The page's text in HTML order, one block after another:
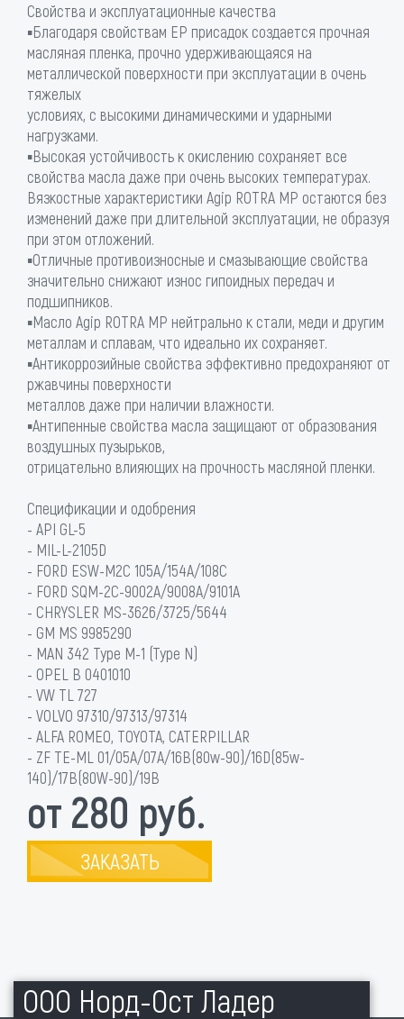
Свойства и эксплуатационные качества
▪Благодаря свойствам EP присадок создается прочная
масляная пленка, прочно удерживающаяся на
металлической поверхности при эксплуатации в очень
тяжелых
условиях, с высокими динамическими и ударными
нагрузками.
▪Высокая устойчивость к окислению сохраняет все
свойства масла даже при очень высоких температурах.
Вязкостные характеристики Agip ROTRA MP остаются без
изменений даже при длительной эксплуатации, не образуя
при этом отложений.
▪Отличные противоизносные и смазывающие свойства
значительно снижают износ гипоидных передач и
подшипников.
▪Масло Agip ROTRA MP нейтрально к стали, меди и другим
металлам и сплавам, что идеально их сохраняет.
▪Антикоррозийные свойства эффективно предохраняют от
ржавчины поверхности
металлов даже при наличии влажности.
▪Антипенные свойства масла защищают от образования
воздушных пузырьков,
отрицательно влияющих на прочность масляной пленки.
Спецификации и одобрения
- API GL-5
- MIL-L-2105D
- FORD ESW-M2C 105A/154A/108C
- FORD SQM-2C-9002A/9008A/9101A
- CHRYSLER MS-3626/3725/5644
- GM MS 9985290
- MAN 342 Type M-1 (Type N)
- OPEL B 0401010
- VW TL 727
- VOLVO 97310/97313/97314
- ALFA ROMEO, TOYOTA, CATERPILLAR
- ZF TE-ML 01/05A/07A/16B(80w-90)/16D(85w-
140)/17B(80W-90)/19B
от 280 руб.
ЗАКАЗАТЬ
ООО Норд-Ост Ладер